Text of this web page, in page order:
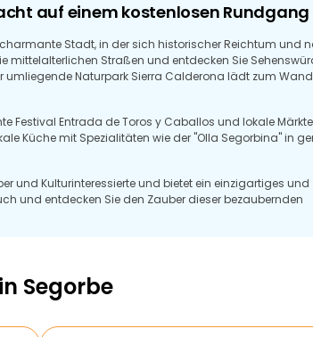
auf einem kostenlosen Rundgang
Stadt, in der sich historischer Reichtum und
mittelalterlichen Straßen und entdecken Sie
umliegende Naturpark Sierra Calderona lädt zum
Festival Entrada de Toros y Caballos und lokale
Küche mit Spezialitäten wie der "Olla Segorbina" in
und Kulturinteressierte und bietet ein einzigartiges und
und entdecken Sie den Zauber dieser bezaubernden
Segorbe